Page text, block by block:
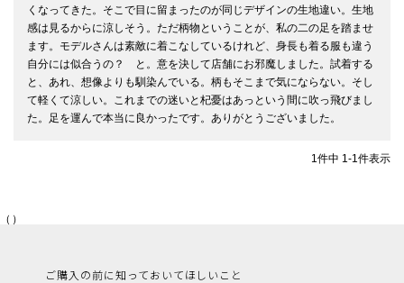
くなってきた。そこで目に留まったのが同じデザインの生地違い。生地
感は見るからに涼しそう。ただ柄物ということが、私の二の足を踏ませ
ます。モデルさんは素敵に着こなしているけれど、身長も着る服も違う
自分には似合うの？　と。意を決して店舗にお邪魔しました。試着する
と、あれ、想像よりも馴染んでいる。柄もそこまで気にならない。そし
て軽くて涼しい。これまでの迷いと杞憂はあっという間に吹っ飛びまし
た。足を運んで本当に良かったです。ありがとうございました。
1件中 1-1件表示
（）
ご購入の前に知っておいてほしいこと